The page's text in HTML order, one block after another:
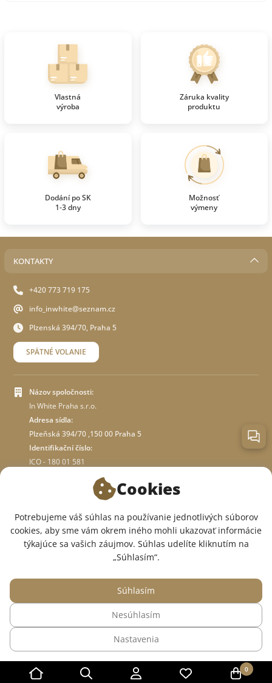
0
Vlastná
výroba
Záruka kvality
produktu
Dodání po SK
1-3 dny
Možnosť
výmeny
KONTAKTY
+420 773 719 175
info_inwhite@seznam.cz
Plzenská 394/70, Praha 5
SPÄTNÉ VOLANIE
Názov spoločnosti:
In White Praha s.r.o.
Adresa sídla:
Plzeňská 394/70 ,150 00 Praha 5
Identifikační číslo:
ICO - 180 01 581
O OBCHODE
SME V SOCIÁLNYCH SIEŤACH:
© 2015 — 2026, Internetový obchod so zdravotným oblečením InWhite.
Web vytvorilSago Group
Cookies
Potrebujeme váš súhlas na používanie jednotlivých súborov
cookies, aby sme vám okrem iného mohli ukazovať informácie
týkajúce sa vašich záujmov. Súhlas udelíte kliknutím na
„Súhlasím“.
Nastavenia
Nesúhlasím
Súhlasím